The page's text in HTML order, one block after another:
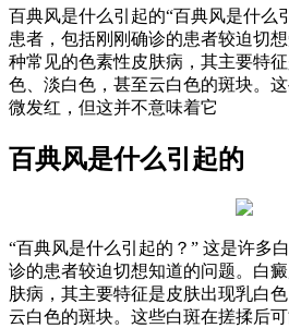
百典风是什么引起的“百典风是什么
患者，包括刚刚确诊的患者较迫切
种常见的色素性皮肤病，其主要特
色、淡白色，甚至云白色的斑块。
微发红，但这并不意味着它
百典风是什么引起的
“百典风是什么引起的？” 这是许多
诊的患者较迫切想知道的问题。白
肤病，其主要特征是皮肤出现乳白
云白色的斑块。这些白斑在搓揉后